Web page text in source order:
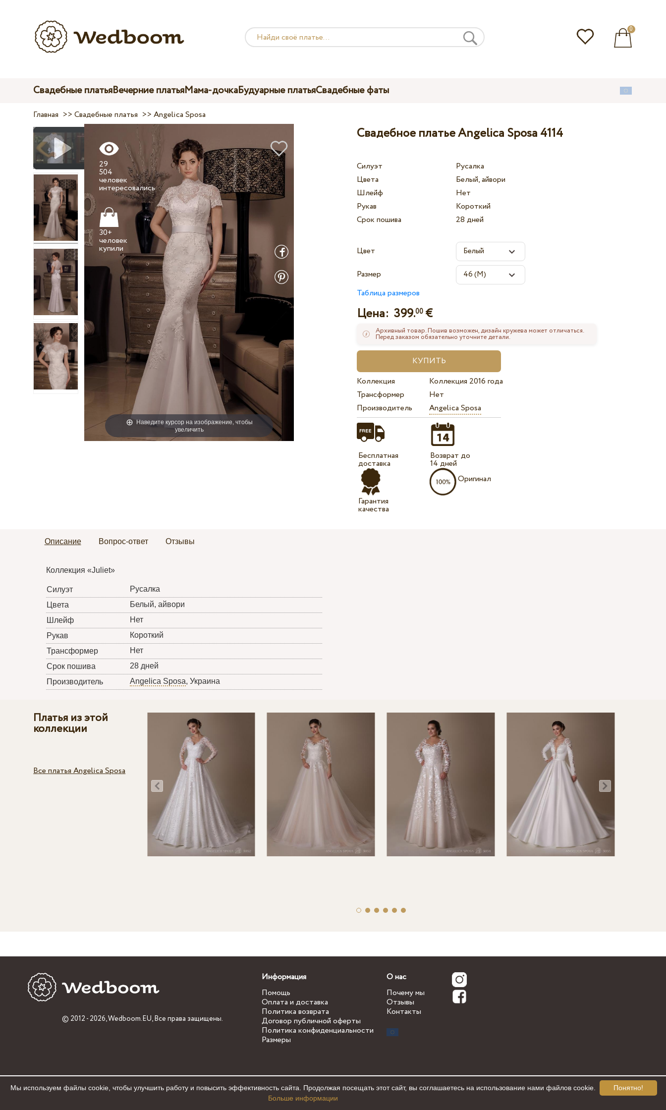
0
Свадебные платьяВечерние платьяМама-дочкаБудуарные платьяСвадебные фаты
Главная >>Свадебные платья >>Angelica Sposa
Наведите курсор на изображение, чтобы
увеличить
29
504
человек
интересовались
30+
человек
Свадебное платье Angelica Sposa 4114
Силуэт
Русалка
Цвета
Белый, айвори
Шлейф
Нет
Рукав
Короткий
Срок пошива
28 дней
Цвет
Размер
Таблица размеров
Цена:399.00 €
Архивный товар. Пошив возможен, дизайн кружева может отличаться.
Перед заказом обязательно уточните детали.
Коллекция
Коллекция 2016 года
Трансформер
Нет
Производитель
Angelica Sposa
Бесплатная
доставка
Гарантия
качества
Возврат до
14 дней
Оригинал
Описание Вопрос-ответ Отзывы
Коллекция «Juliet»
Силуэт
Русалка
Цвета
Белый, айвори
Шлейф
Нет
Рукав
Короткий
Трансформер
Нет
Срок пошива
28 дней
Производитель
Angelica Sposa, Украина
Платья из этой
коллекции
Все платья Angelica Sposa
© 2012 - 2026,Wedboom.EU, Все права защищены.
Информация
Помощь
Оплата и доставка
Политика возврата
Договор публичной оферты
Политика конфиденциальности
Размеры
О нас
Почему мы
Отзывы
Контакты
Понятно!
Мы используем файлы cookie, чтобы улучшить работу и повысить эффективность сайта. Продолжая посещать этот сайт, вы соглашаетесь на использование нами файлов cookie.
Больше информации